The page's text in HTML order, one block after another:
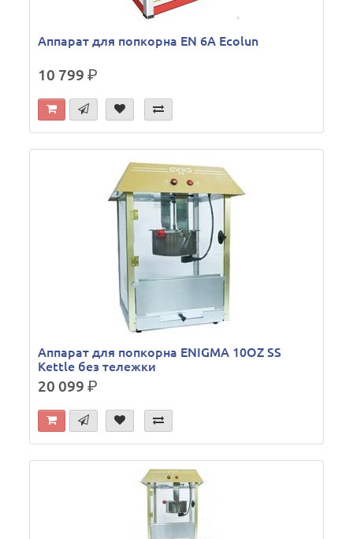
Аппарат для попкорна EN 6A Ecolun
10 799р.
Аппарат для попкорна ENIGMA 10OZ SS
Kettle без тележки
20 099р.